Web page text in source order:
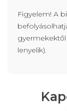
Figyelem! A
gyermekektől
lenyelik).